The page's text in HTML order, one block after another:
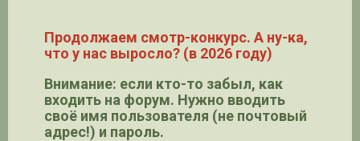
Продолжаем смотр-конкурс. А ну-ка,
что у нас выросло? (в 2026 году)
Внимание: если кто-то забыл, как
входить на форум. Нужно вводить
своё имя пользователя (не почтовый
адрес!) и пароль.